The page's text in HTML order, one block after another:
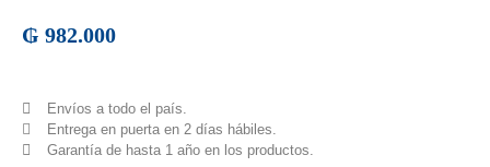
₲ 982.000
Envíos a todo el país.
Entrega en puerta en 2 días hábiles.
Garantía de hasta 1 año en los productos.